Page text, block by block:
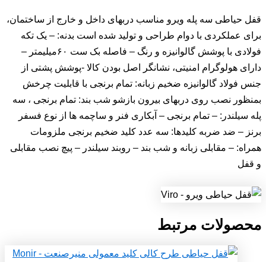
قفل حیاطی سه پله ویرو مناسب دربهای داخل و خارج از ساختمان،
برای عملکردی با دوام طراحی و تولید شده است بدنه: – یک تکه
فولادی با پوشش گالوانیزه و رنگ – فاصله بک ست ۶۰میلیمتر –
دارای هولوگرام امنیتی، نشانگر اصل بودن کالا -پوشش پشتی از
جنس فولاد گالوانیزه ضخیم زبانه: تمام برنجی با قابلیت چرخش
بمنظور نصب روی دربهای بیرون بازشو شب بند: تمام برنجی ، سه
پله سیلندر: – تمام برنجی – آبکاری فنر و ساچمه ها از نوع فسفر
برنز – ضد ضربه کلیدها: سه عدد کلید ضخیم برنجی ملزومات
همراه: – مقابلی زبانه و شب بند – روبند سیلندر – پیچ نصب مقابلی
و قفل
محصولات مرتبط